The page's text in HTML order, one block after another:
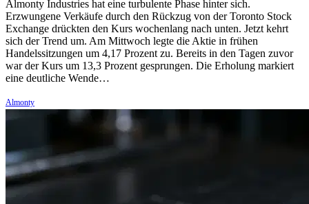
Almonty Industries hat eine turbulente Phase hinter sich.
Erzwungene Verkäufe durch den Rückzug von der Toronto Stock
Exchange drückten den Kurs wochenlang nach unten. Jetzt kehrt
sich der Trend um. Am Mittwoch legte die Aktie in frühen
Handelssitzungen um 4,17 Prozent zu. Bereits in den Tagen zuvor
war der Kurs um 13,3 Prozent gesprungen. Die Erholung markiert
eine deutliche Wende…
Almonty